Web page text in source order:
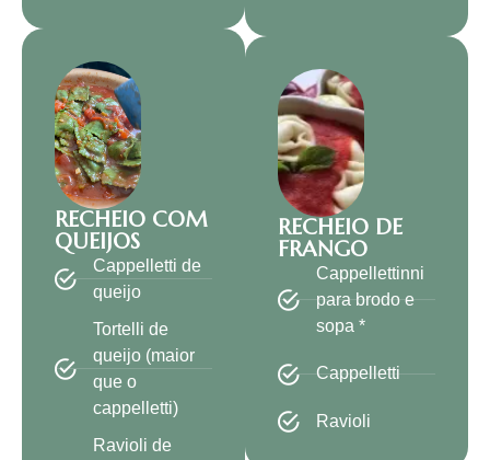
RECHEIO COM
QUEIJOS
Cappelletti de
queijo
Tortelli de
queijo (maior
que o
cappelletti)
Ravioli de
RECHEIO DE
FRANGO
Cappellettinni
para brodo e
sopa *
Cappelletti
Ravioli